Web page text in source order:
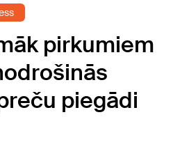
pirkumiem
piegādi